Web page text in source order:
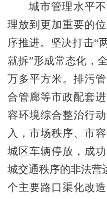
城市管理水平不
理放到更加重要的
序推进。坚决打击“
就拆”形成常态化，
万多平方米。排污
合管廊等市政配套
容环境综合整治行
入，市场秩序、市
城区车辆停放，成
城交通秩序的非法营
个主要路口渠化改